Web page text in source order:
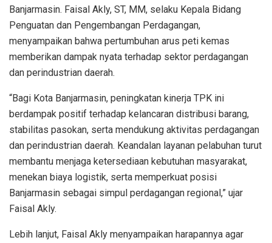
Banjarmasin. Faisal Akly, ST, MM, selaku Kepala Bidang
Penguatan dan Pengembangan Perdagangan,
menyampaikan bahwa pertumbuhan arus peti kemas
memberikan dampak nyata terhadap sektor perdagangan
dan perindustrian daerah.
“Bagi Kota Banjarmasin, peningkatan kinerja TPK ini
berdampak positif terhadap kelancaran distribusi barang,
stabilitas pasokan, serta mendukung aktivitas perdagangan
dan perindustrian daerah. Keandalan layanan pelabuhan turut
membantu menjaga ketersediaan kebutuhan masyarakat,
menekan biaya logistik, serta memperkuat posisi
Banjarmasin sebagai simpul perdagangan regional,” ujar
Faisal Akly.
Lebih lanjut, Faisal Akly menyampaikan harapannya agar